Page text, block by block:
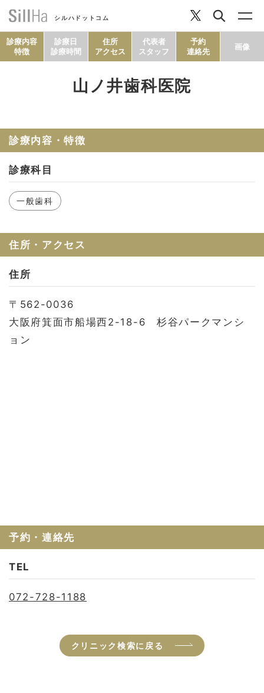
シルハドットコム
診療内容
特徴
診療日
診療時間
住所
アクセス
代表者
スタッフ
予約
連絡先
画像
山ノ井歯科医院
診療内容・特徴
診療科目
一般歯科
住所・アクセス
住所
〒562-0036
大阪府箕面市船場西2-18-6 杉谷パークマンシ
ョン
予約・連絡先
TEL
072-728-1188
クリニック検索に戻る